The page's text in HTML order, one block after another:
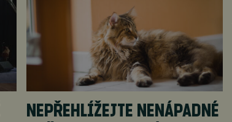
NEPŘEHLÍŽEJTE NENÁPADNÉ